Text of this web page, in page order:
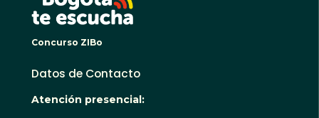
Concurso ZIBo
Datos de Contacto
Atención presencial: